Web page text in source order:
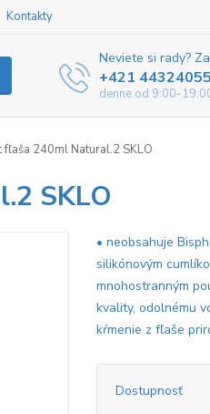
Kontakty
Neviete si rady?
+421
denne od 9:00-
fľaša 240ml Natural.2 SKLO
SKLO
• neobsahuje
silikónovým
mnohostranným
kvality, odolnému
kŕmenie z fľaše
Dostupnosť